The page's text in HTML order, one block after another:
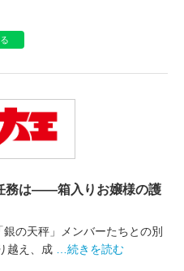
務は――箱入りお嬢様の護
の天秤」メンバーたちとの別
越え、成
…続きを読む